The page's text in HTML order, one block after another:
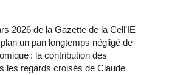
2026 de la Gazette de la
un pan longtemps négligé de
: la contribution des
les regards croisés de Claude